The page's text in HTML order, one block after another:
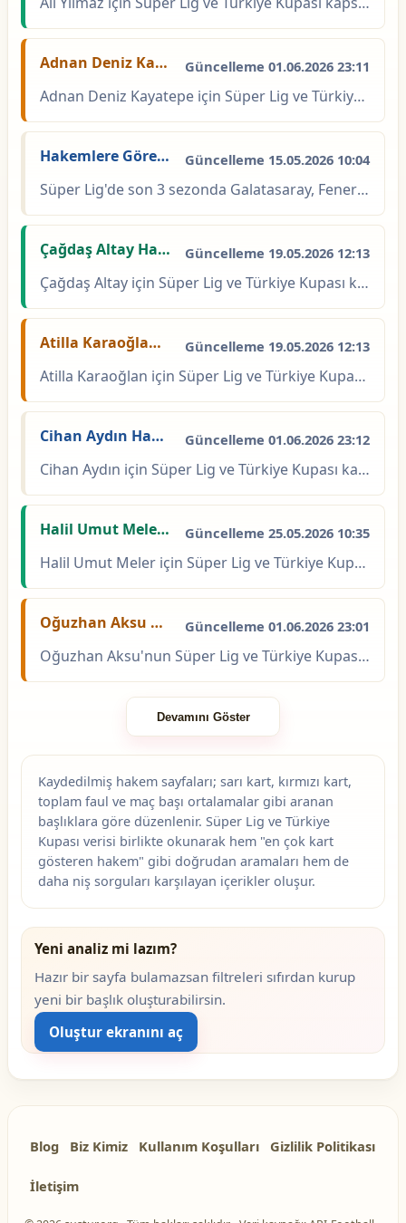
Adnan Deniz Kayatepe Hakem İstatistikleri | Kart ve Faul Verileri Güncelleme 01.06.2026 23:11
Adnan Deniz Kayatepe için Süper Lig ve Türkiye Kupası kapsamında 37 maç, 128 sarı kart ve 2 kırmızı kart kaydı bulunuyor. Süper Lig'de 24, Türkiye Kupası'nda 13 maç yönetti; maç ba...
Hakemlere Göre 4 Büyüklerin Galibiyet Oranları | Süper Lig 2023–2026 Güncelleme 15.05.2026 10:04
Süper Lig'de son 3 sezonda Galatasaray, Fenerbahçe, Beşiktaş ve Trabzonspor'un hangi hakem yönetiminde daha çok kazandığını gösteren istatistik tablosu. Hakem bazlı galibiyet yüzde...
Çağdaş Altay Hakem İstatistikleri Güncelleme 19.05.2026 12:13
Çağdaş Altay için Süper Lig ve Türkiye Kupası kapsamında 70 maç, 237 sarı kart ve 11 kırmızı kart kaydı bulunuyor. Süper Lig'de 52, Türkiye Kupası'nda 18 maç yönetti; maç başına ka...
Atilla Karaoğlan Hakem İstatistikleri Güncelleme 19.05.2026 12:13
Atilla Karaoğlan için Süper Lig ve Türkiye Kupası kapsamında 139 maç, 723 sarı kart ve 34 kırmızı kart kaydı bulunuyor. Süper Lig\'de 120, Türkiye Kupası\'nda 19 maç yönetti; maç b...
Cihan Aydın Hakem İstatistikleri Güncelleme 01.06.2026 23:12
Cihan Aydın için Süper Lig ve Türkiye Kupası kapsamındaki maçlarda kart, faul, sezon ve takım kırılımı istatistikleri.
Halil Umut Meler Hakem İstatistikleri Güncelleme 25.05.2026 10:35
Halil Umut Meler için Süper Lig ve Türkiye Kupası kapsamında 217 maç, 1064 sarı kart ve 70 kırmızı kart kaydı bulunuyor. Süper Lig\'de 204, Türkiye Kupası\'nda 13 maç yönetti; maç...
Oğuzhan Aksu Hakem İstatistikleri Güncelleme 01.06.2026 23:01
Oğuzhan Aksu'nun Süper Lig ve Türkiye Kupası karnesine baktığımızda toplam 18 maçlık bir deneyim görüyoruz. Bu 18 karşılaşmada 51 sarı kart çıktı cebinden; bir de kırmızısı var. Sü...
Devamını Göster
Kaydedilmiş hakem sayfaları; sarı kart, kırmızı kart,
toplam faul ve maç başı ortalamalar gibi aranan
başlıklara göre düzenlenir. Süper Lig ve Türkiye
Kupası verisi birlikte okunarak hem "en çok kart
gösteren hakem" gibi doğrudan aramaları hem de
daha niş sorguları karşılayan içerikler oluşur.
Yeni analiz mi lazım?
Hazır bir sayfa bulamazsan filtreleri sıfırdan kurup
yeni bir başlık oluşturabilirsin.
Oluştur ekranını aç
Blog Biz Kimiz Kullanım Koşulları Gizlilik Politikası
İletişim